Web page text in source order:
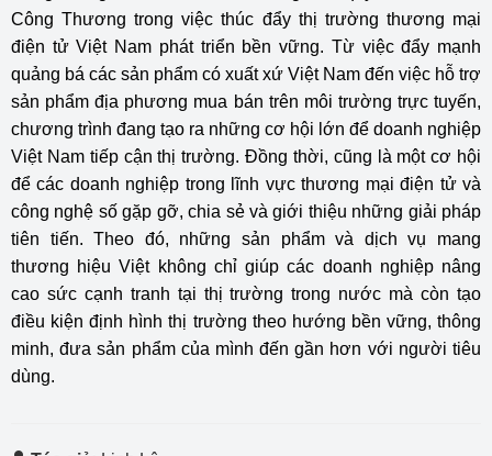
Công Thương trong việc thúc đẩy thị trường thương mại
điện tử Việt Nam phát triển bền vững. Từ việc đẩy mạnh
quảng bá các sản phẩm có xuất xứ Việt Nam đến việc hỗ trợ
sản phẩm địa phương mua bán trên môi trường trực tuyến,
chương trình đang tạo ra những cơ hội lớn để doanh nghiệp
Việt Nam tiếp cận thị trường. Đồng thời, cũng là một cơ hội
để các doanh nghiệp trong lĩnh vực thương mại điện tử và
công nghệ số gặp gỡ, chia sẻ và giới thiệu những giải pháp
tiên tiến. Theo đó, những sản phẩm và dịch vụ mang
thương hiệu Việt không chỉ giúp các doanh nghiệp nâng
cao sức cạnh tranh tại thị trường trong nước mà còn tạo
điều kiện định hình thị trường theo hướng bền vững, thông
minh, đưa sản phẩm của mình đến gần hơn với người tiêu
dùng.